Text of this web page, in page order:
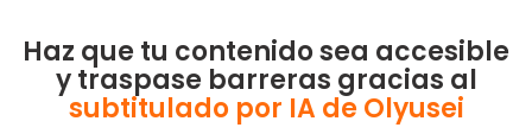
Haz que tu contenido sea accesible
y traspase barreras gracias al
subtitulado por IA de Olyusei